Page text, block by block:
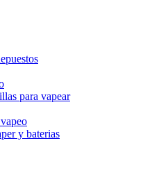
para vapear
y baterias